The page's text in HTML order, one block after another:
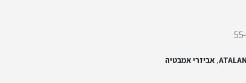
, אביזרי אמבטיה